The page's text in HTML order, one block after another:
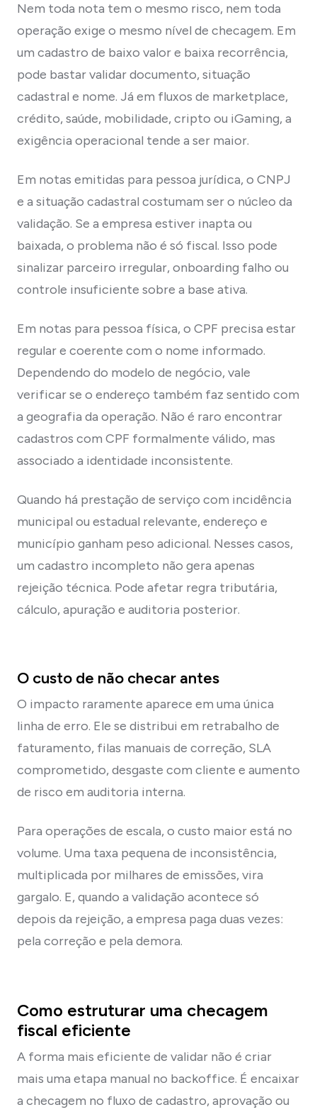
Nem toda nota tem o mesmo risco, nem toda
operação exige o mesmo nível de checagem. Em
um cadastro de baixo valor e baixa recorrência,
pode bastar validar documento, situação
cadastral e nome. Já em fluxos de marketplace,
crédito, saúde, mobilidade, cripto ou iGaming, a
exigência operacional tende a ser maior.
Em notas emitidas para pessoa jurídica, o CNPJ
e a situação cadastral costumam ser o núcleo da
validação. Se a empresa estiver inapta ou
baixada, o problema não é só fiscal. Isso pode
sinalizar parceiro irregular, onboarding falho ou
controle insuficiente sobre a base ativa.
Em notas para pessoa física, o CPF precisa estar
regular e coerente com o nome informado.
Dependendo do modelo de negócio, vale
verificar se o endereço também faz sentido com
a geografia da operação. Não é raro encontrar
cadastros com CPF formalmente válido, mas
associado a identidade inconsistente.
Quando há prestação de serviço com incidência
municipal ou estadual relevante, endereço e
município ganham peso adicional. Nesses casos,
um cadastro incompleto não gera apenas
rejeição técnica. Pode afetar regra tributária,
cálculo, apuração e auditoria posterior.
O custo de não checar antes
O impacto raramente aparece em uma única
linha de erro. Ele se distribui em retrabalho de
faturamento, filas manuais de correção, SLA
comprometido, desgaste com cliente e aumento
de risco em auditoria interna.
Para operações de escala, o custo maior está no
volume. Uma taxa pequena de inconsistência,
multiplicada por milhares de emissões, vira
gargalo. E, quando a validação acontece só
depois da rejeição, a empresa paga duas vezes:
pela correção e pela demora.
Como estruturar uma checagem
fiscal eficiente
A forma mais eficiente de validar não é criar
mais uma etapa manual no backoffice. É encaixar
a checagem no fluxo de cadastro, aprovação ou